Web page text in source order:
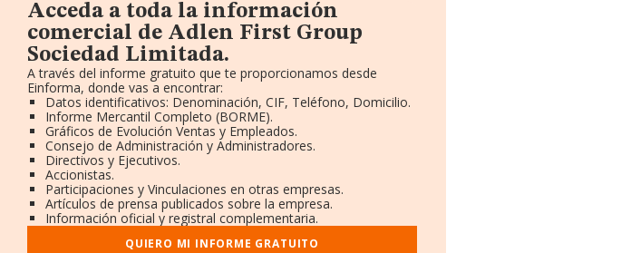
Acceda a toda la información
comercial de Adlen First Group
Sociedad Limitada.
A través del informe gratuito que te proporcionamos desde
Einforma, donde vas a encontrar:
Datos identificativos: Denominación, CIF, Teléfono, Domicilio.
Informe Mercantil Completo (BORME).
Gráficos de Evolución Ventas y Empleados.
Consejo de Administración y Administradores.
Directivos y Ejecutivos.
Accionistas.
Participaciones y Vinculaciones en otras empresas.
Artículos de prensa publicados sobre la empresa.
Información oficial y registral complementaria.
QUIERO MI INFORME GRATUITO